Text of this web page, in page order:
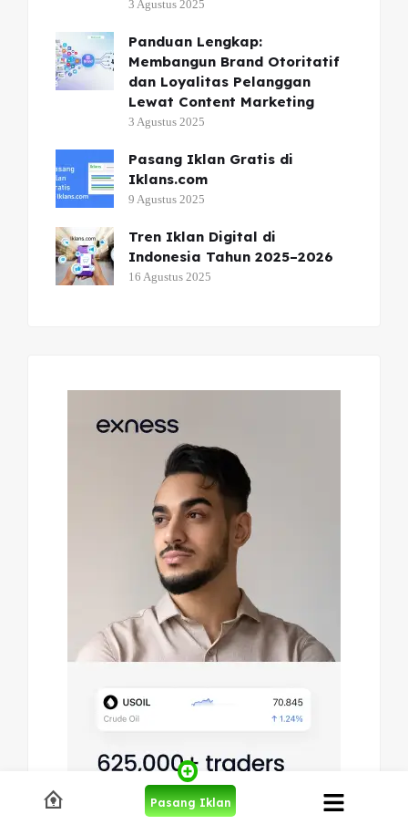
3 Agustus 2025
Panduan Lengkap:
Membangun Brand Otoritatif
dan Loyalitas Pelanggan
Lewat Content Marketing
3 Agustus 2025
Pasang Iklan Gratis di
Iklans.com
9 Agustus 2025
Tren Iklan Digital di
Indonesia Tahun 2025–2026
16 Agustus 2025
Pasang Iklan